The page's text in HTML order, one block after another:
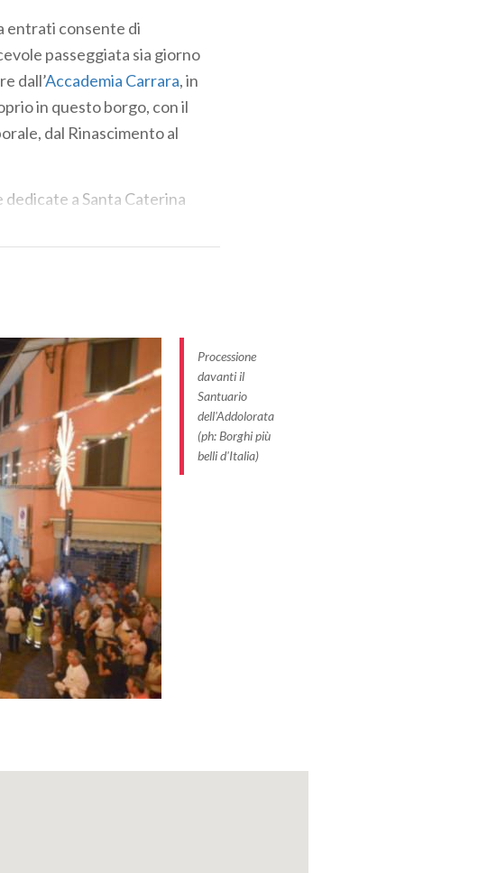
entrati consente di
passeggiata sia giorno
dall’Accademia Carrara, in
in questo borgo, con il
dal Rinascimento al
dedicate a Santa Caterina
verde con ampi vialetti,
che consentono di
iVenerdì del Borgo , con
affascina e
Processione
davanti il
Santuario
dell'Addolorata
(ph: Borghi più
belli d'Italia)